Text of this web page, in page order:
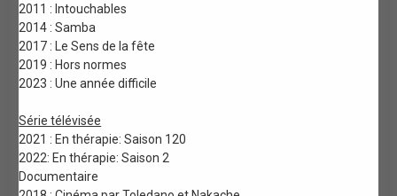
2011 : Intouchables
2014 : Samba
2017 : Le Sens de la fête
2019 : Hors normes
2023 : Une année difficile
Série télévisée
2021 : En thérapie: Saison 120
2022: En thérapie: Saison 2
Documentaire